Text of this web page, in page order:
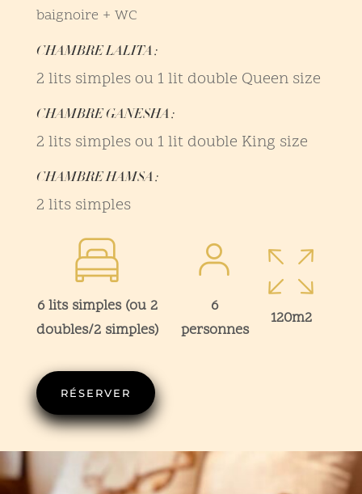
baignoire + WC
CHAMBRE LALITA :
2 lits simples ou 1 lit double Queen size
CHAMBRE GANESHA :
2 lits simples ou 1 lit double King size
CHAMBRE HAMSA :
2 lits simples
6 lits simples (ou 2
doubles/2 simples)
6
personnes
120m2
RÉSERVER